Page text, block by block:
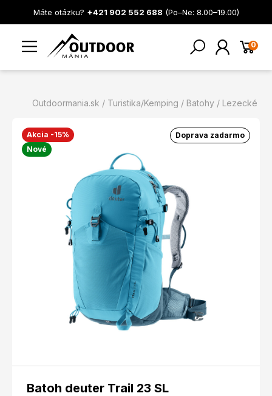
Máte otázku? +421 902 552 688 (Po–Ne: 8.00–19.00)
0
Outdoormania.sk Turistika/Kemping Batohy Lezecké
Doprava zadarmo
Akcia -15%
Nové
Batoh deuter Trail 23 SL